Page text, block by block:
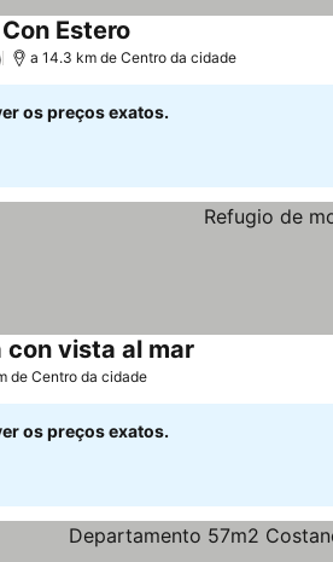
Estero
a 14.3 km de Centro da cidade
os preços exatos.
con vista al mar
de Centro da cidade
os preços exatos.